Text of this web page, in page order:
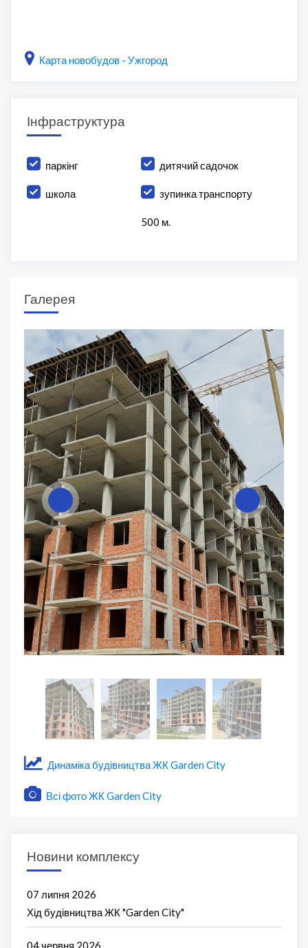
Карта новобудов - Ужгород
Інфраструктура
паркінг дитячий садочок
школа зупинка транспорту
500 м.
Галерея
Динаміка будівництва ЖК Garden City
Всі фото ЖК Garden City
Новини комплексу
07 липня 2026
Хід будівництва ЖК "Garden City"
04 червня 2026